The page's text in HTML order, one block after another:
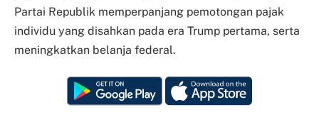
Partai Republik memperpanjang pemotongan pajak
individu yang disahkan pada era Trump pertama, serta
meningkatkan belanja federal.